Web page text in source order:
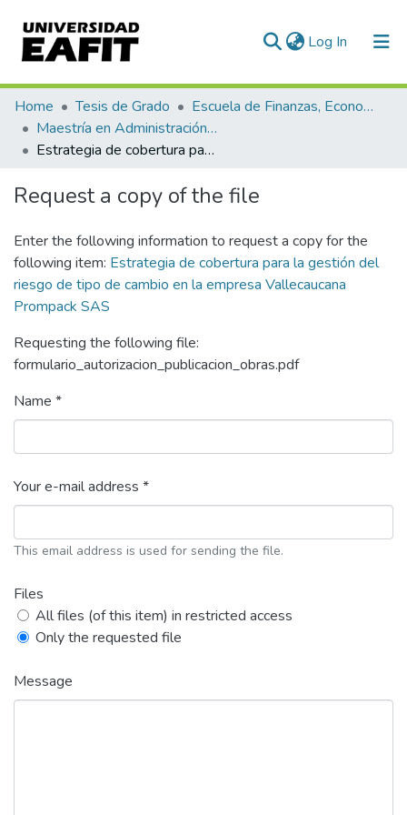
Log In (current)
Communities & Collections
All of DSpace
Home Tesis de Grado
Escuela de Finanzas, Economía y Gobierno
Maestría en Administración Financiera (tesis)
Estrategia de cobertura para la gestión del riesgo de tipo de cambio en la empresa Vallecaucana Prompack SAS
Request a copy of the file
Enter the following information to request a copy for the
following item: Estrategia de cobertura para la gestión del
riesgo de tipo de cambio en la empresa Vallecaucana
Prompack SAS
Requesting the following file:
formulario_autorizacion_publicacion_obras.pdf
Name *
Your e-mail address *
This email address is used for sending the file.
Files
All files (of this item) in restricted access
Only the requested file
Message